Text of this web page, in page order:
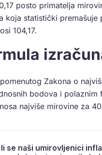
posto primatelja
koja statistički
104,17.
Zakona o
bodova i
najviše mirovine za
li se naši umirovljenici